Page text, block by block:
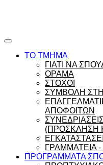
ΤΟ ΤΜΗΜΑ
ΓΙΑΤΙ ΝΑ
ΟΡΑΜΑ
ΣΤΟΧΟΙ
ΣΥΜΒΟΛΗ
ΑΠΟΦΟΙΤΩΝ
(ΠΡΟΣΚΛΗΣΗ
ΓΡΑΜΜΑΤΕΙΑ -
ΠΡΟΓΡΑΜΜΑΤΑ